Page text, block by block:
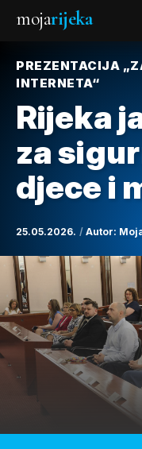
mojarijeka
PREZENTACIJA
INTERNETA“
Rijeka
za
djece i
25.05.2026. Autor: